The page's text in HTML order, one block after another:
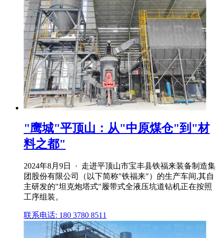
"鹰城"平顶山：从"中原煤仓"到"材
料之都"
2024年8月9日 · 走进平顶山市宝丰县铁福来装备制造集
团股份有限公司（以下简称"铁福来"）的生产车间,其自
主研发的"坦克炮塔式"履带式全液压坑道钻机正在按照
工序组装。
联系电话: 180 3780 8511